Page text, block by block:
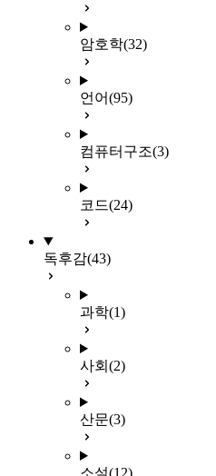
암호학(32)
언어(95)
컴퓨터구조(3)
코드(24)
독후감(43)
과학(1)
사회 (2)
산문(3)
소설(12)